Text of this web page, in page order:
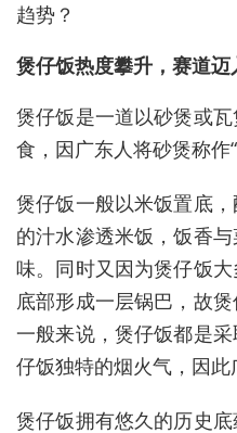
趋势？
煲仔饭热度攀升，赛道
煲仔饭是一道以砂煲或
食，因广东人将砂煲称作“
煲仔饭一般以米饭置底
的汁水渗透米饭，饭香
味。同时又因为煲仔饭
底部形成一层锅巴，故煲
一般来说，煲仔饭都是
仔饭独特的烟火气，因此
煲仔饭拥有悠久的历史